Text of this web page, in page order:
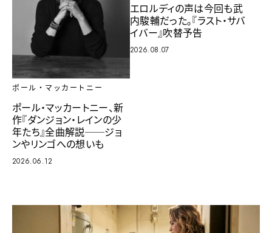
ポール・マッカートニー
ポール・マッカートニー、新
作『ダンジョン・レインの少
年たち』全曲解説──ジョ
ンやリンゴへの想いも
2026.06.12
エロルディの声は今回も武
内駿輔だった。『ラスト・サバ
イバー』吹替予告
2026.08.07